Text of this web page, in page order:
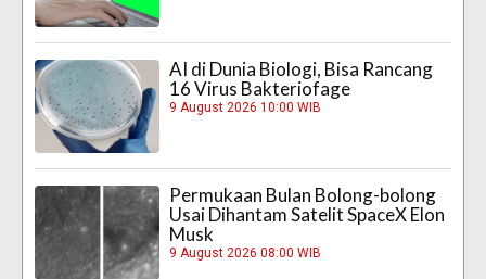
AI di Dunia Biologi, Bisa Rancang
16 Virus Bakteriofage
9 August 2026 10:00 WIB
Permukaan Bulan Bolong-bolong
Usai Dihantam Satelit SpaceX Elon
Musk
9 August 2026 08:00 WIB